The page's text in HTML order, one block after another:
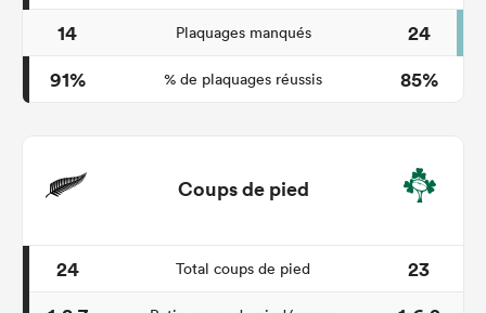
14
Plaquages manqués
24
91%
% de plaquages réussis 85%
Coups de pied
24 Total coups de pied
23